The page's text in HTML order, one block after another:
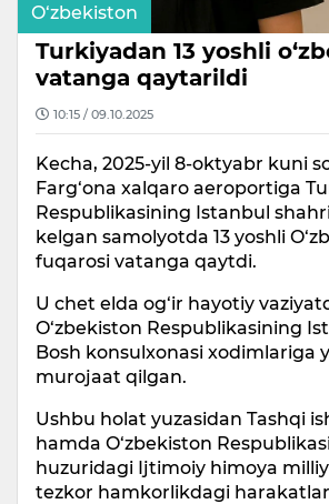
O‘zbekiston
Turkiyadan 13 yoshli
vatanga qaytarildi
10:15 / 09.10.2025
Kecha, 2025-yil 8-oktyabr kuni
Farg‘ona xalqaro aeroportiga
Respublikasining Istanbul
kelgan samolyotda 13 yoshli
fuqarosi vatanga qaytdi.
U chet elda og‘ir hayotiy
O‘zbekiston Respublikasining
Bosh konsulxonasi xodimlariga
murojaat qilgan.
Ushbu holat yuzasidan Tashqi
hamda O‘zbekiston
huzuridagi Ijtimoiy himoya
tezkor hamkorlikdagi